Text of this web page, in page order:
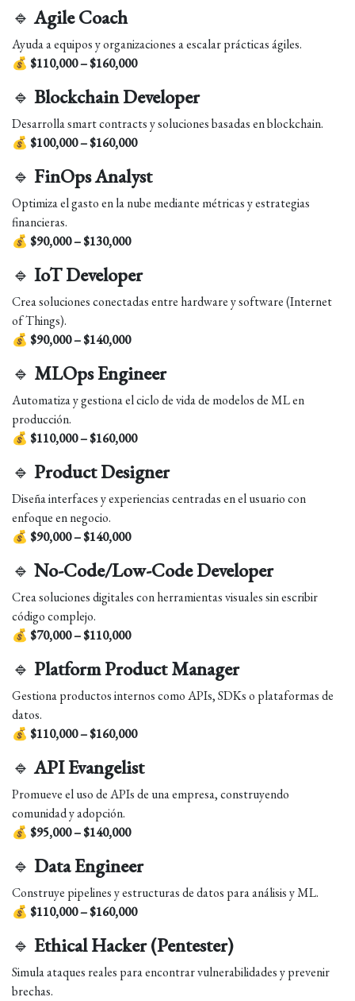
🔹Agile Coach
Ayuda a equipos y organizaciones a escalar prácticas ágiles.
💰 $110,000 – $160,000
🔹 Blockchain Developer
Desarrolla smart contracts y soluciones basadas en blockchain.
💰 $100,000 – $160,000
🔹 FinOps Analyst
Optimiza el gasto en la nube mediante métricas y estrategias
financieras.
💰 $90,000 – $130,000
🔹 IoT Developer
Crea soluciones conectadas entre hardware y software (Internet
of Things).
💰 $90,000 – $140,000
🔹 MLOps Engineer
Automatiza y gestiona el ciclo de vida de modelos de ML en
producción.
💰 $110,000 – $160,000
🔹 Product Designer
Diseña interfaces y experiencias centradas en el usuario con
enfoque en negocio.
💰 $90,000 – $140,000
🔹 No-Code/Low-Code Developer
Crea soluciones digitales con herramientas visuales sin escribir
código complejo.
💰 $70,000 – $110,000
🔹 Platform Product Manager
Gestiona productos internos como APIs, SDKs o plataformas de
datos.
💰 $110,000 – $160,000
🔹API Evangelist
Promueve el uso de APIs de una empresa, construyendo
comunidad y adopción.
💰 $95,000 – $140,000
🔹 Data Engineer
Construye pipelines y estructuras de datos para análisis y ML.
💰 $110,000 – $160,000
🔹 Ethical Hacker (Pentester)
Simula ataques reales para encontrar vulnerabilidades y prevenir
brechas.